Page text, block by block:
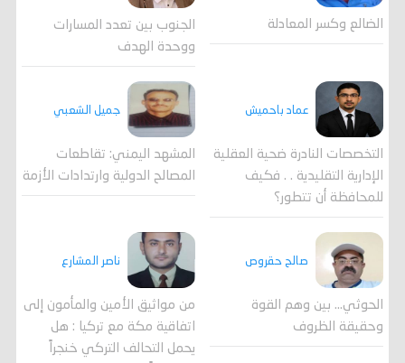
الضالع وكسر المعادلة
الجنوب بين تعدد المسارات
ووحدة الهدف
عماد باحميش
التخصصات النادرة ضحية العقلية
الإدارية التقليدية . . فكيف
للمحافظة أن تتطور؟
جميل الشعبي
المشهد اليمني: تقاطعات
المصالح الدولية وارتدادات الأزمة
صالح حقروص
الحوثي... بين وهم القوة
وحقيقة الظروف
ناصر المشارع
من مواثيق الأمين والمأمون إلى
اتفاقية مكة مع تركيا : هل
يحمل التحالف التركي خنجراً